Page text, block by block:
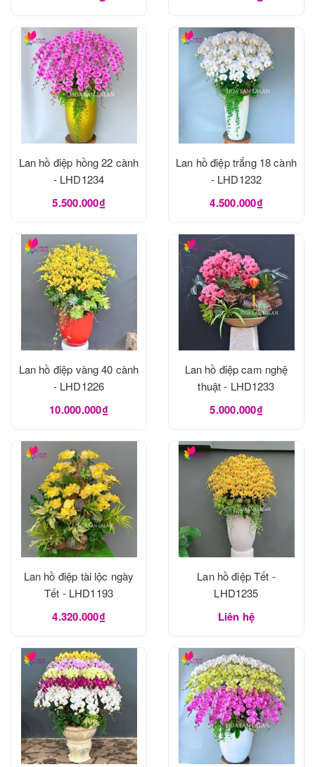
Lan hồ điệp hồng 22 cành
- LHD1234
5.500.000₫
Lan hồ điệp trắng 18 cành
- LHD1232
4.500.000₫
Lan hồ điệp vàng 40 cành
- LHD1226
10.000.000₫
Lan hồ điệp cam nghệ
thuật - LHD1233
5.000.000₫
Lan hồ điệp tài lộc ngày
Tết - LHD1193
4.320.000₫
Lan hồ điệp Tết -
LHD1235
Liên hệ